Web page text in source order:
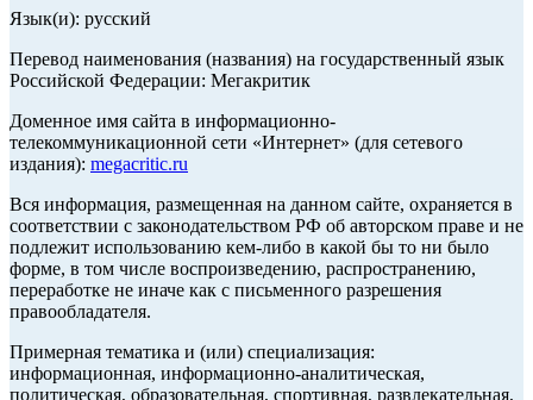
Язык(и): русский
Перевод наименования (названия) на государственный язык
Российской Федерации: Мегакритик
Доменное имя сайта в информационно-
телекоммуникационной сети «Интернет» (для сетевого
издания): megacritic.ru
Вся информация, размещенная на данном сайте, охраняется в
соответствии с законодательством РФ об авторском праве и не
подлежит использованию кем-либо в какой бы то ни было
форме, в том числе воспроизведению, распространению,
переработке не иначе как с письменного разрешения
правообладателя.
Примерная тематика и (или) специализация:
информационная, информационно-аналитическая,
политическая, образовательная, спортивная, развлекательная,